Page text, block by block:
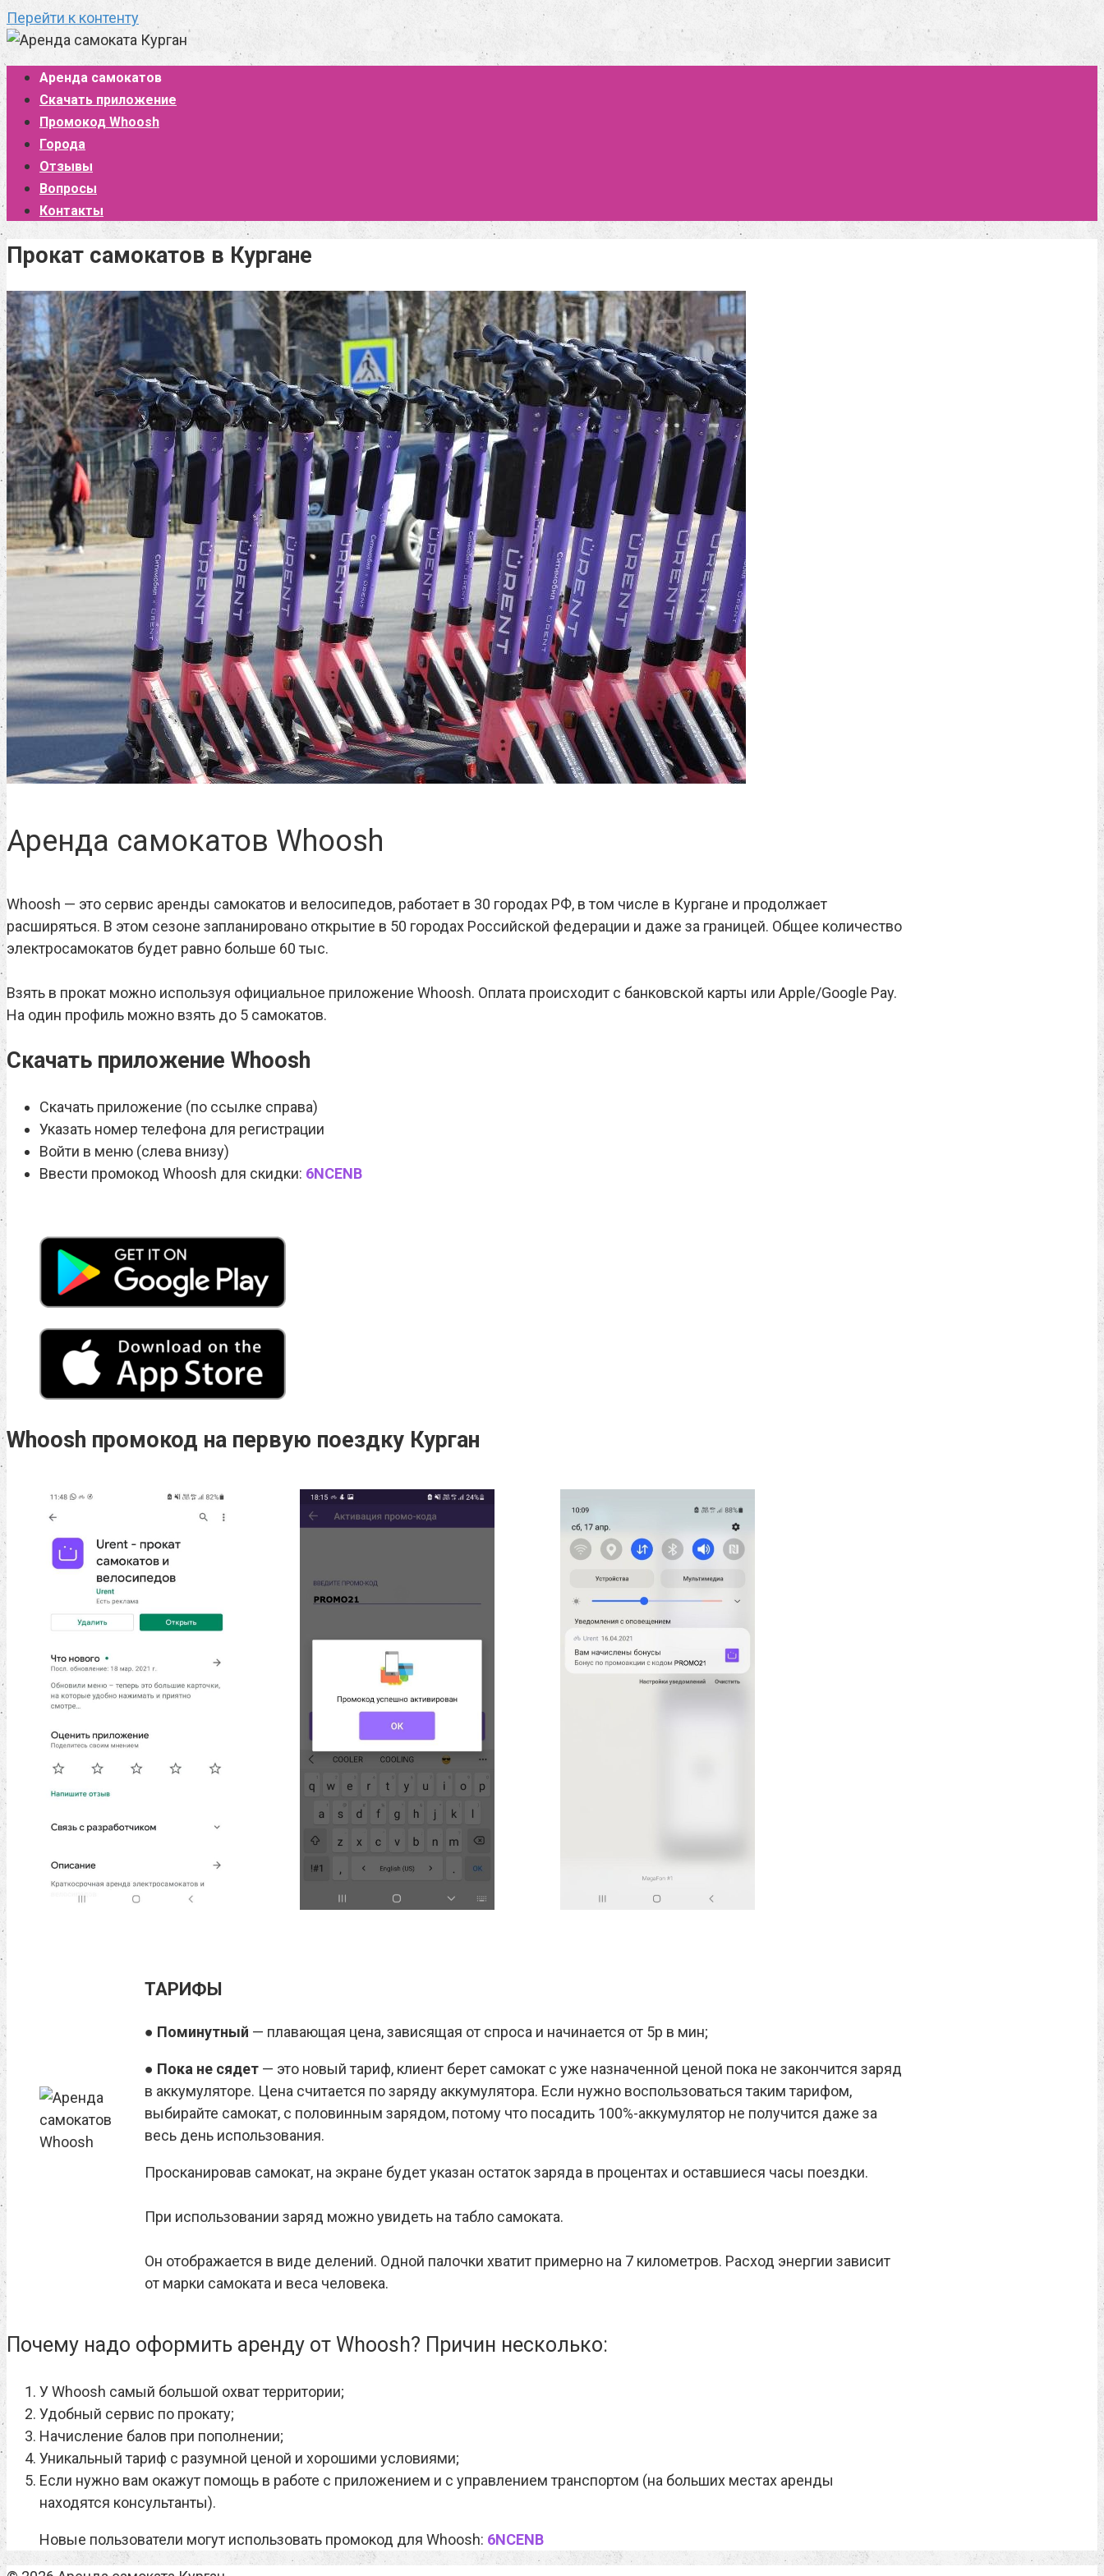
Перейти к контенту
Аренда самокатов
Скачать приложение
Промокод Whoosh
Города
Отзывы
Вопросы
Контакты
Прокат самокатов в Кургане
Аренда самокатов Whoosh
Whoosh — это сервис аренды самокатов и велосипедов, работает в 30 городах РФ, в том числе в Кургане и продолжает
расширяться. В этом сезоне запланировано открытие в 50 городах Российской федерации и даже за границей. Общее количество
электросамокатов будет равно больше 60 тыс.
Взять в прокат можно используя официальное приложение Whoosh. Оплата происходит с банковской карты или Apple/Google Pay.
На один профиль можно взять до 5 самокатов.
Скачать приложение Whoosh
Скачать приложение (по ссылке справа)
Указать номер телефона для регистрации
Войти в меню (слева внизу)
Ввести промокод Whoosh для скидки: 6NCENB
Whoosh промокод на первую поездку Курган
ТАРИФЫ
● Поминутный — плавающая цена, зависящая от спроса и начинается от 5р в мин;
● Пока не сядет — это новый тариф, клиент берет самокат с уже назначенной ценой пока не закончится заряд
в аккумуляторе. Цена считается по заряду аккумулятора. Если нужно воспользоваться таким тарифом,
выбирайте самокат, с половинным зарядом, потому что посадить 100%-аккумулятор не получится даже за
весь день использования.
Просканировав самокат, на экране будет указан остаток заряда в процентах и оставшиеся часы поездки.
При использовании заряд можно увидеть на табло самоката.
Он отображается в виде делений. Одной палочки хватит примерно на 7 километров. Расход энергии зависит
от марки самоката и веса человека.
Почему надо оформить аренду от Whoosh? Причин несколько:
У Whoosh самый большой охват территории;
Удобный сервис по прокату;
Начисление балов при пополнении;
Уникальный тариф с разумной ценой и хорошими условиями;
Если нужно вам окажут помощь в работе с приложением и с управлением транспортом (на больших местах аренды
находятся консультанты).
Новые пользователи могут использовать промокод для Whoosh: 6NCENB